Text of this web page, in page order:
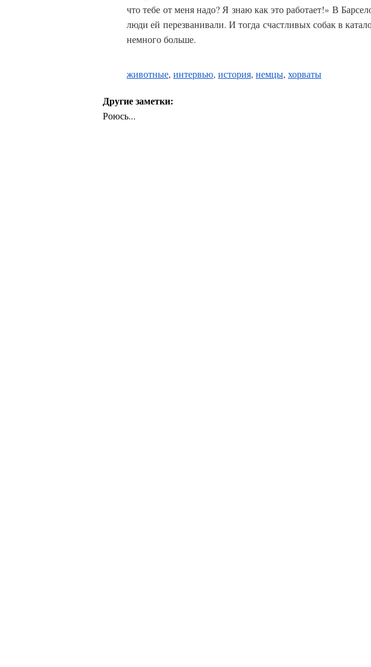
что тебе от меня надо? Я знаю как это работает!» В
люди ей перезванивали. И тогда счастливых собак в
немного больше.
животные, интервью, история, немцы, хорваты
Другие заметки:
Роюсь...